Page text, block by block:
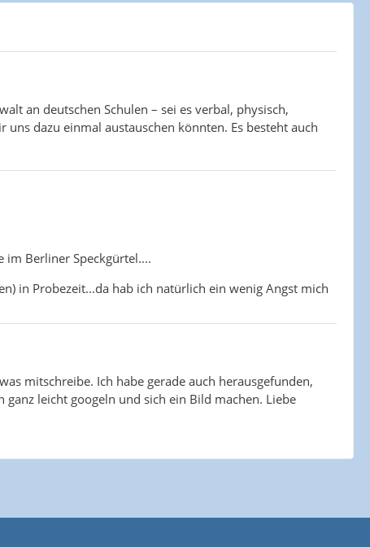
an deutschen Schulen – sei es verbal, physisch,
dazu einmal austauschen könnten. Es besteht auch
im Berliner Speckgürtel....
in Probezeit...da hab ich natürlich ein wenig Angst mich
mitschreibe. Ich habe gerade auch herausgefunden,
leicht googeln und sich ein Bild machen. Liebe